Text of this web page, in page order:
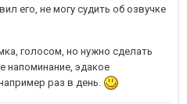
его, не могу судить об озвучке
голосом, но нужно сделать
напоминание, эдакое
раз в день.